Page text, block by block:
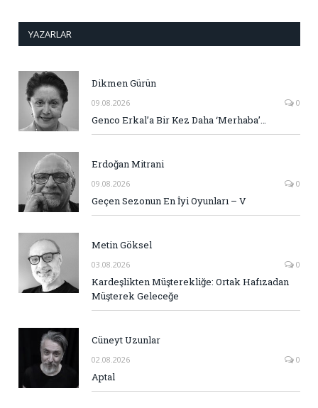
YAZARLAR
Dikmen Gürün
09.08.2026 0
Genco Erkal’a Bir Kez Daha ‘Merhaba’…
Erdoğan Mitrani
09.08.2026 0
Geçen Sezonun En İyi Oyunları – V
Metin Göksel
03.08.2026 0
Kardeşlikten Müşterekliğe: Ortak Hafızadan
Müşterek Geleceğe
Cüneyt Uzunlar
02.08.2026 0
Aptal